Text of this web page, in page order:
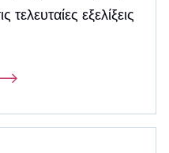
τελευταίες εξελίξεις